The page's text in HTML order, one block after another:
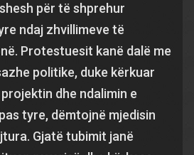
për të shprehur
ndaj zhvillimeve të
Protestuesit kanë dalë me
politike, duke kërkuar
dhe ndalimin e
tyre, dëmtojnë mjedisin
Gjatë tubimit janë